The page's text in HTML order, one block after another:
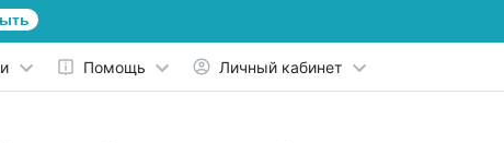
Помощь Личный кабинет